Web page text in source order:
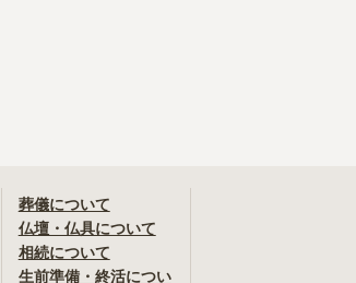
葬儀について
仏壇・仏具について
相続について
生前準備・終活につい